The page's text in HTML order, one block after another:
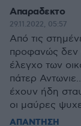
Απαραδεκτο
29.11.2022, 05:57
Από τις
προφανώς δεν
έλεγχο των
πάτερ
έχουν ήδη
οι μαύρες
ΑΠΑΝΤΗΣΗ